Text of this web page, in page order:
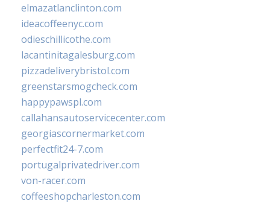
elmazatlanclinton.com
ideacoffeenyc.com
odieschillicothe.com
lacantinitagalesburg.com
pizzadeliverybristol.com
greenstarsmogcheck.com
happypawspl.com
callahansautoservicecenter.com
georgiascornermarket.com
perfectfit24-7.com
portugalprivatedriver.com
von-racer.com
coffeeshopcharleston.com